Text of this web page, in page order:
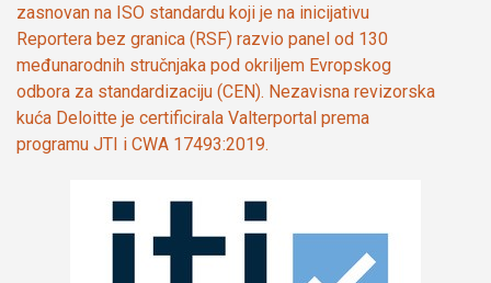
zasnovan na ISO standardu koji je na inicijativu
Reportera bez granica (RSF) razvio panel od 130
međunarodnih stručnjaka pod okriljem Evropskog
odbora za standardizaciju (CEN). Nezavisna revizorska
kuća Deloitte je certificirala Valterportal prema
programu JTI i CWA 17493:2019.